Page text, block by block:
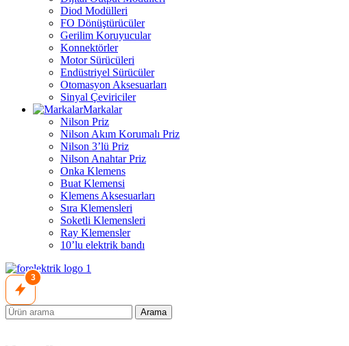
Diod Modülleri
FO Dönüştürücüler
Gerilim Koruyucular
Konnektörler
Motor Sürücüleri
Endüstriyel Sürücüler
Otomasyon Aksesuarları
Sinyal Çeviriciler
Markalar
Nilson Priz
Nilson Akım Korumalı Priz
Nilson 3’lü Priz
Nilson Anahtar Priz
Onka Klemens
Buat Klemensi
Klemens Aksesuarları
Sıra Klemensleri
Soketli Klemensleri
Ray Klemensler
10’lu elektrik bandı
3
Arama